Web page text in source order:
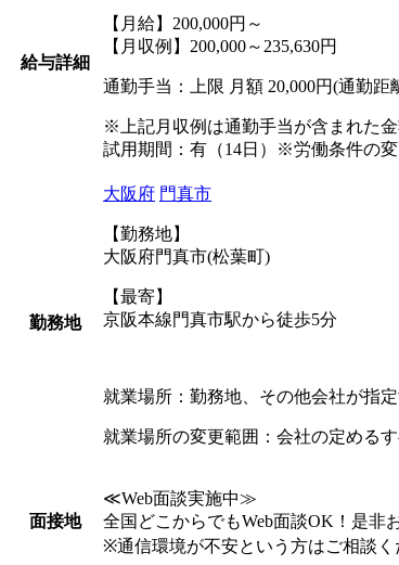
給与詳細
【月給】200,000円～
【月収例】200,000～235,630円
通勤手当：上限 月額 20,000円(通勤距
※上記月収例は通勤手当が含まれた金
試用期間：有（14日）※労働条件の
勤務地
大阪府 門真市
【勤務地】
大阪府門真市(松葉町)
【最寄】
京阪本線門真市駅から徒歩5分
就業場所：勤務地、その他会社が指
就業場所の変更範囲：会社の定める
面接地
≪Web面談実施中≫
全国どこからでもWeb面談OK！是非
※通信環境が不安という方はご相談く